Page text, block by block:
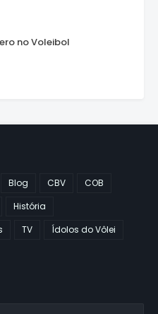
no Voleibol
Blog CBV
COB
História
TV Ídolos do Vôlei